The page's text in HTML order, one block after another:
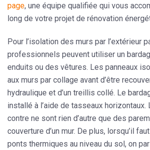
page, une équipe qualifiée qui vous
long de votre projet de rénovation
Pour l’isolation des murs par l’extérieur
professionnels peuvent utiliser un
enduits ou des vêtures. Les panneaux
aux murs par collage avant d’être
hydraulique et d’un treillis collé. Le
installé à l’aide de tasseaux
contre ne sont rien d’autre que des
couverture d’un mur. De plus, lorsqu’il
ponts thermiques au niveau du sol, on